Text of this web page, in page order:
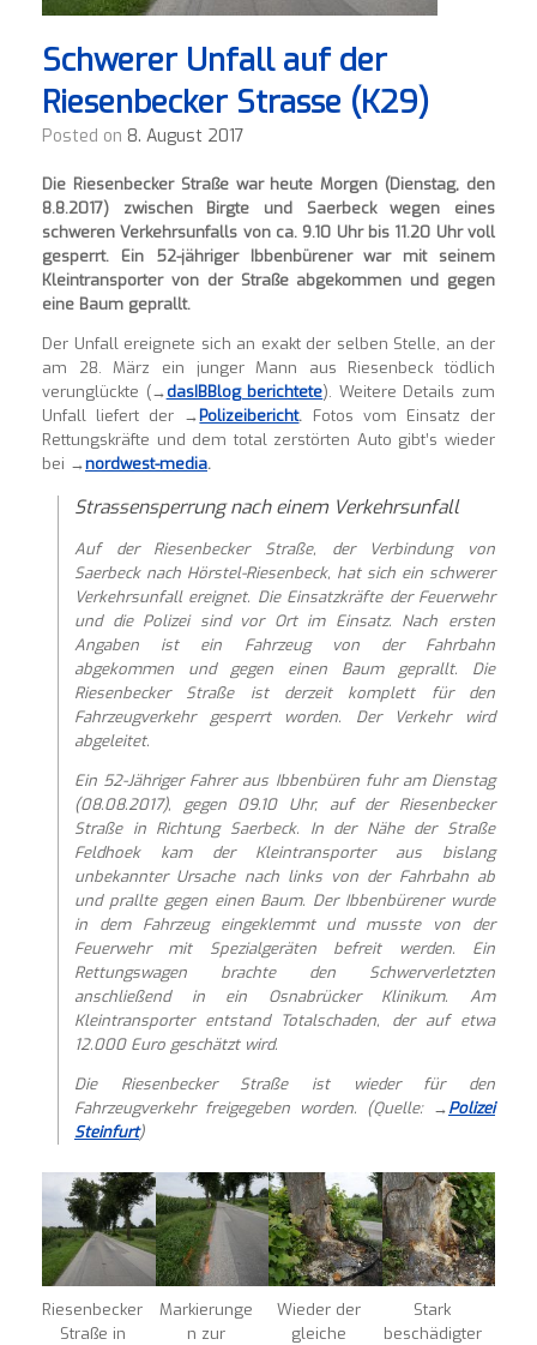
Schwerer Unfall auf der
Riesenbecker Strasse (K29)
Posted on 8. August 2017
Die Riesenbecker Straße war heute Morgen (Dienstag, den
8.8.2017) zwischen Birgte und Saerbeck wegen eines
schweren Verkehrsunfalls von ca. 9.10 Uhr bis 11.20 Uhr voll
gesperrt. Ein 52-jähriger Ibbenbürener war mit seinem
Kleintransporter von der Straße abgekommen und gegen
eine Baum geprallt.
Der Unfall ereignete sich an exakt der selben Stelle, an der
am 28. März ein junger Mann aus Riesenbeck tödlich
verunglückte (→dasIBBlog berichtete). Weitere Details zum
Unfall liefert der →Polizeibericht. Fotos vom Einsatz der
Rettungskräfte und dem total zerstörten Auto gibt’s wieder
bei →nordwest-media.
Strassensperrung nach einem Verkehrsunfall
Auf der Riesenbecker Straße, der Verbindung von
Saerbeck nach Hörstel-Riesenbeck, hat sich ein schwerer
Verkehrsunfall ereignet. Die Einsatzkräfte der Feuerwehr
und die Polizei sind vor Ort im Einsatz. Nach ersten
Angaben ist ein Fahrzeug von der Fahrbahn
abgekommen und gegen einen Baum geprallt. Die
Riesenbecker Straße ist derzeit komplett für den
Fahrzeugverkehr gesperrt worden. Der Verkehr wird
abgeleitet.
Ein 52-Jähriger Fahrer aus Ibbenbüren fuhr am Dienstag
(08.08.2017), gegen 09.10 Uhr, auf der Riesenbecker
Straße in Richtung Saerbeck. In der Nähe der Straße
Feldhoek kam der Kleintransporter aus bislang
unbekannter Ursache nach links von der Fahrbahn ab
und prallte gegen einen Baum. Der Ibbenbürener wurde
in dem Fahrzeug eingeklemmt und musste von der
Feuerwehr mit Spezialgeräten befreit werden. Ein
Rettungswagen brachte den Schwerverletzten
anschließend in ein Osnabrücker Klinikum. Am
Kleintransporter entstand Totalschaden, der auf etwa
12.000 Euro geschätzt wird.
Die Riesenbecker Straße ist wieder für den
Fahrzeugverkehr freigegeben worden. (Quelle: →Polizei
Steinfurt)
Riesenbecker
Straße in
Markierunge
n zur
Wieder der
gleiche
Stark
beschädigter